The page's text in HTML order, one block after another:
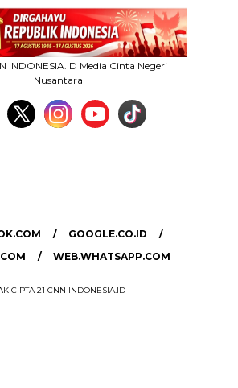
INDONESIA.ID Media Cinta Negeri
Nusantara
GOOGLE.CO.ID
WEB.WHATSAPP.COM
CIPTA 21 CNN INDONESIA.ID